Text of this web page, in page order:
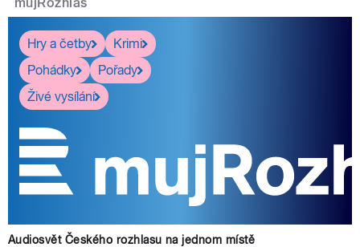
Hry a četby
Krimi
Pohádky
Pořady
Živé vysílání
Audiosvět Českého rozhlasu na jednom místě